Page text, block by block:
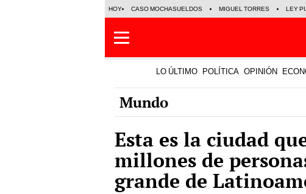
HOY CASO MOCHASUELDOS MIGUEL TORRES LEY
LO ÚLTIMO POLÍTICA OPINIÓN
Mundo
Esta es la ciudad
millones de
grande de